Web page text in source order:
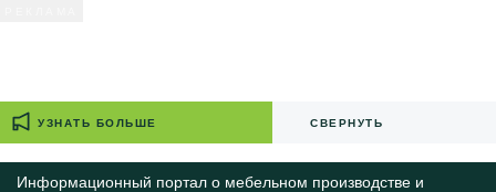
УЗНАТЬ БОЛЬШЕ СВЕРНУТЬ
Информационный портал о мебельном производстве и